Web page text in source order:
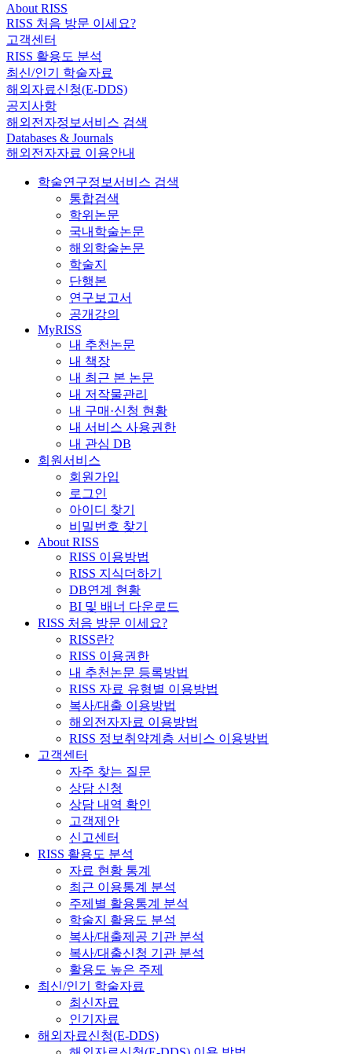
About RISS
RISS 처음 방문 이세요?
고객센터
RISS 활용도 분석
최신/인기 학술자료
해외자료신청(E-DDS)
공지사항
해외전자정보서비스 검색
Databases & Journals
해외전자자료 이용안내
학술연구정보서비스 검색
통합검색
학위논문
국내학술논문
해외학술논문
학술지
단행본
연구보고서
공개강의
MyRISS
내 추천논문
내 책장
내 최근 본 논문
내 저작물관리
내 구매·신청 현황
내 서비스 사용권한
내 관심 DB
회원서비스
회원가입
로그인
아이디 찾기
비밀번호 찾기
About RISS
RISS 이용방법
RISS 지식더하기
DB연계 현황
BI 및 배너 다운로드
RISS 처음 방문 이세요?
RISS란?
RISS 이용권한
내 추천논문 등록방법
RISS 자료 유형별 이용방법
복사/대출 이용방법
해외전자자료 이용방법
RISS 정보취약계층 서비스 이용방법
고객센터
자주 찾는 질문
상담 신청
상담 내역 확인
고객제안
신고센터
RISS 활용도 분석
자료 현황 통계
최근 이용통계 분석
주제별 활용통계 분석
학술지 활용도 분석
복사/대출제공 기관 분석
복사/대출신청 기관 분석
활용도 높은 주제
최신/인기 학술자료
최신자료
인기자료
해외자료신청(E-DDS)